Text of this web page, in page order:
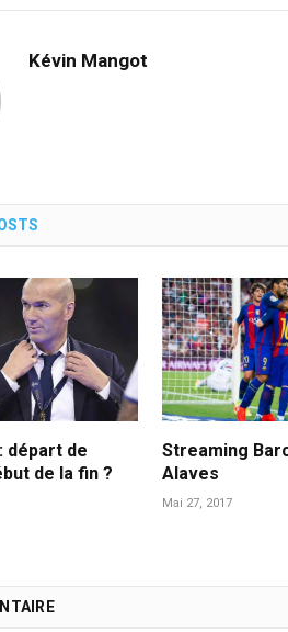
Kévin Mangot
départ de
de la fin ?
Streaming
Alaves
Mai 27, 2017